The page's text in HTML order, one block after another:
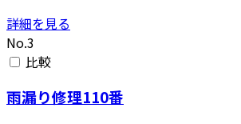
詳細を見る
No.3
比較
雨漏り修理110番